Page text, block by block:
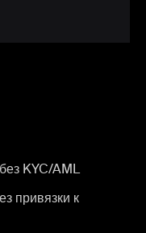
KYC/AML
привязки к